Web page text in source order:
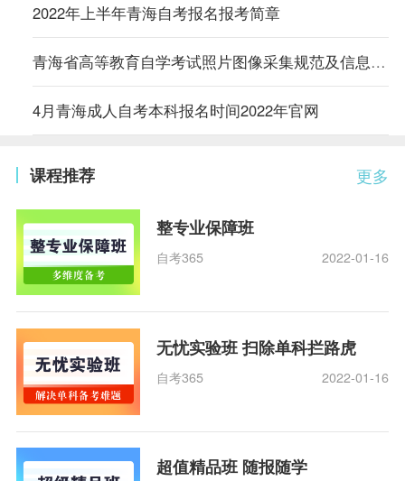
2022年上半年青海自考报名报考简章
青海省高等教育自学考试照片图像采集规范及信息标准
4月青海成人自考本科报名时间2022年官网
更多
课程推荐
整专业保障班
自考365 2022-01-16
无忧实验班 扫除单科拦路虎
自考365 2022-01-16
超值精品班 随报随学